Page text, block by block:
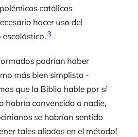
católicos
hacer uso del
3
podrían haber
más bien simplista -
que la Biblia hable por sí
habría convencido a nadie,
se habrían sentido
tales aliados en el método!